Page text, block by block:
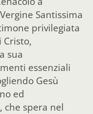
Santissima
privilegiata
Cristo,
sua
essenziali
Gesù
ed
che spera nel